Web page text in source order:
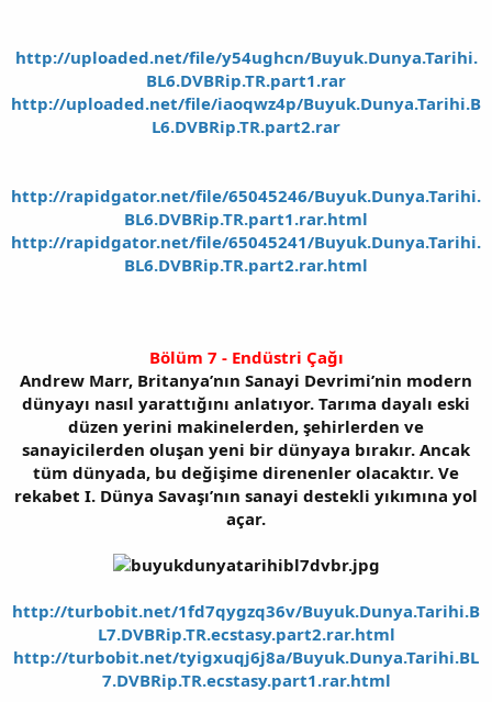
http://uploaded.net/file/y54ughcn/Buyuk.Dunya.Tarihi.
BL6.DVBRip.TR.part1.rar
http://uploaded.net/file/iaoqwz4p/Buyuk.Dunya.Tarihi.B
L6.DVBRip.TR.part2.rar
http://rapidgator.net/file/65045246/Buyuk.Dunya.Tarihi.
BL6.DVBRip.TR.part1.rar.html
http://rapidgator.net/file/65045241/Buyuk.Dunya.Tarihi.
BL6.DVBRip.TR.part2.rar.html
Bölüm 7 - Endüstri Çağı
Andrew Marr, Britanya’nın Sanayi Devrimi’nin modern
dünyayı nasıl yarattığını anlatıyor. Tarıma dayalı eski
düzen yerini makinelerden, şehirlerden ve
sanayicilerden oluşan yeni bir dünyaya bırakır. Ancak
tüm dünyada, bu değişime direnenler olacaktır. Ve
rekabet I. Dünya Savaşı’nın sanayi destekli yıkımına yol
açar.
http://turbobit.net/1fd7qygzq36v/Buyuk.Dunya.Tarihi.B
L7.DVBRip.TR.ecstasy.part2.rar.html
http://turbobit.net/tyigxuqj6j8a/Buyuk.Dunya.Tarihi.BL
7.DVBRip.TR.ecstasy.part1.rar.html